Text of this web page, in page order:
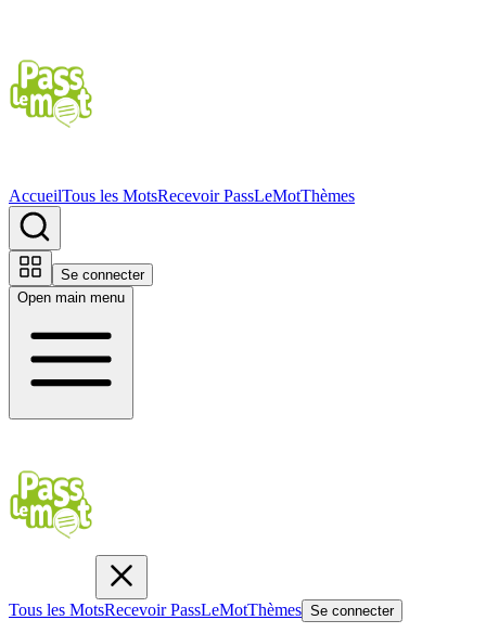
AccueilTous les MotsRecevoir PassLeMotThèmes
Se connecter
Open main menu
Tous les MotsRecevoir PassLeMotThèmes Se connecter